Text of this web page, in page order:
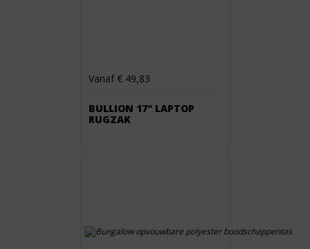
Vanaf € 49,83
BULLION 17" LAPTOP
RUGZAK